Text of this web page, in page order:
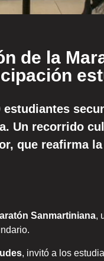
de la
estudiantes
Un recorrido
que reafirma la
Sanmartiniana,
, invitó a los